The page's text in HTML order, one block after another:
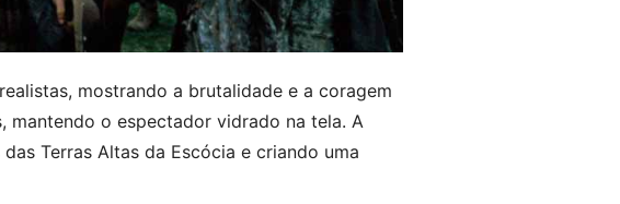
mostrando a brutalidade e a coragem
mantendo o espectador vidrado na tela. A
Terras Altas da Escócia e criando uma